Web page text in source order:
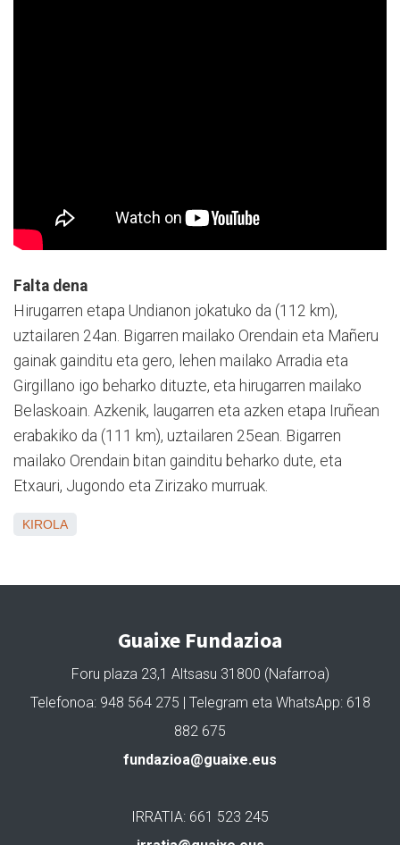
Falta dena
Hirugarren etapa Undianon jokatuko da (112 km),
uztailaren 24an. Bigarren mailako Orendain eta Mañeru
gainak gainditu eta gero, lehen mailako Arradia eta
Girgillano igo beharko dituzte, eta hirugarren mailako
Belaskoain. Azkenik, laugarren eta azken etapa Iruñean
erabakiko da (111 km), uztailaren 25ean. Bigarren
mailako Orendain bitan gainditu beharko dute, eta
Etxauri, Jugondo eta Zirizako murruak.
KIROLA
Guaixe Fundazioa
Foru plaza 23,1 Altsasu 31800 (Nafarroa)
Telefonoa: 948 564 275 | Telegram eta WhatsApp: 618
882 675
fundazioa@guaixe.eus
IRRATIA: 661 523 245